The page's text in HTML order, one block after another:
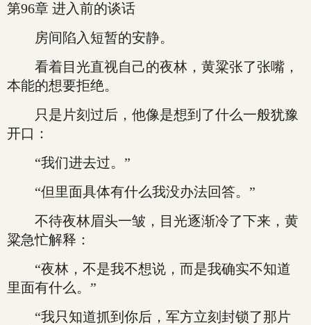
第96章 进入前的谈话
房间陷入短暂的安静。
看着目光直视自己的夜林，黄粱张了张嘴，
本能的想要拒绝。
只是片刻过后，他像是想到了什么一般犹豫
开口：
“我们进去过。”
“但里面具体有什么我没办法回答。”
不待夜林眉头一皱，目光逐渐冷了下来，黄
粱急忙解释：
“夜林，不是我不想说，而是我确实不知道
里面有什么。”
“我只知道抓到你后，军方立刻封锁了那片